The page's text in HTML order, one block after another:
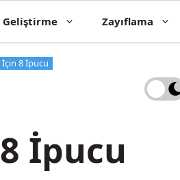
Geliştirme Zayıflama
8 İpucu
İpucu